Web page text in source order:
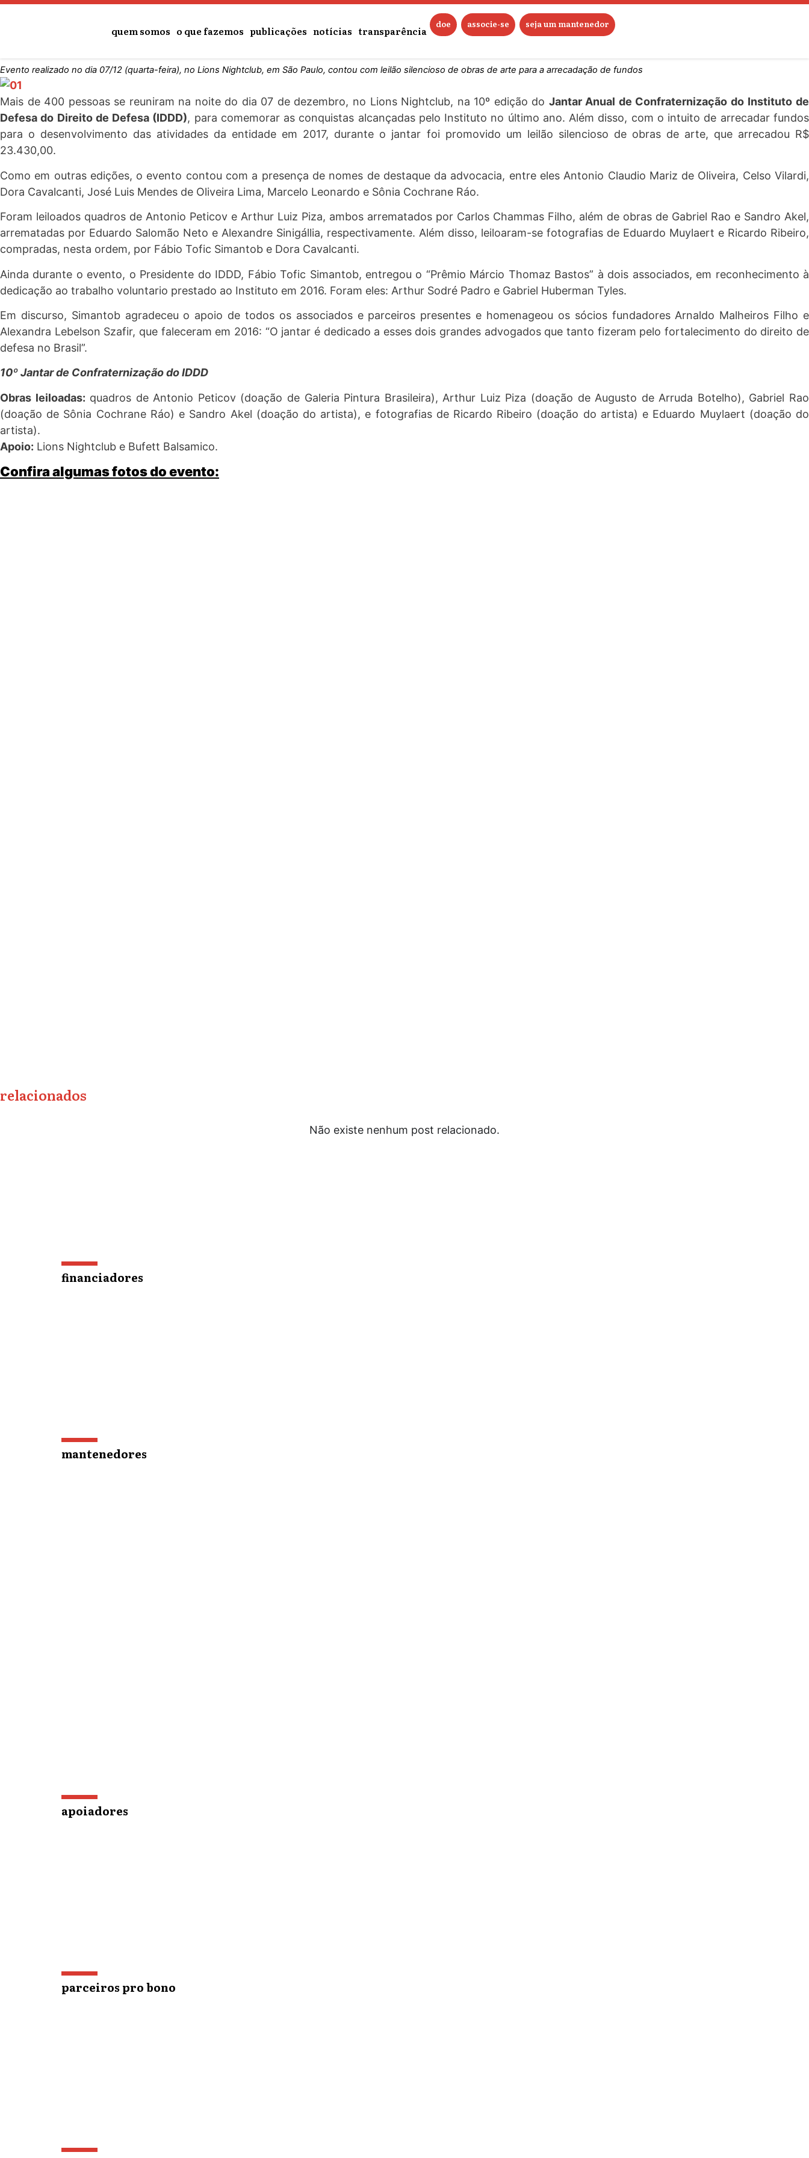
quem somos o que fazemos publicações notícias transparência
doe associe-se seja um mantenedor
10º Jantar de Confraternização do IDDD reúne mais de 400 pessoas
Evento realizado no dia 07/12 (quarta-feira), no Lions Nightclub, em São Paulo, contou com leilão silencioso de obras de arte para a arrecadação de fundos
Mais de 400 pessoas se reuniram na noite do dia 07 de dezembro, no Lions Nightclub, na 10º edição do Jantar Anual de Confraternização do Instituto de
Defesa do Direito de Defesa (IDDD), para comemorar as conquistas alcançadas pelo Instituto no último ano. Além disso, com o intuito de arrecadar fundos
para o desenvolvimento das atividades da entidade em 2017, durante o jantar foi promovido um leilão silencioso de obras de arte, que arrecadou R$
23.430,00.
Como em outras edições, o evento contou com a presença de nomes de destaque da advocacia, entre eles Antonio Claudio Mariz de Oliveira, Celso Vilardi,
Dora Cavalcanti, José Luis Mendes de Oliveira Lima, Marcelo Leonardo e Sônia Cochrane Ráo.
Foram leiloados quadros de Antonio Peticov e Arthur Luiz Piza, ambos arrematados por Carlos Chammas Filho, além de obras de Gabriel Rao e Sandro Akel,
arrematadas por Eduardo Salomão Neto e Alexandre Sinigállia, respectivamente. Além disso, leiloaram-se fotografias de Eduardo Muylaert e Ricardo Ribeiro,
compradas, nesta ordem, por Fábio Tofic Simantob e Dora Cavalcanti.
Ainda durante o evento, o Presidente do IDDD, Fábio Tofic Simantob, entregou o “Prêmio Márcio Thomaz Bastos” à dois associados, em reconhecimento à
dedicação ao trabalho voluntario prestado ao Instituto em 2016. Foram eles: Arthur Sodré Padro e Gabriel Huberman Tyles.
Em discurso, Simantob agradeceu o apoio de todos os associados e parceiros presentes e homenageou os sócios fundadores Arnaldo Malheiros Filho e
Alexandra Lebelson Szafir, que faleceram em 2016: “O jantar é dedicado a esses dois grandes advogados que tanto fizeram pelo fortalecimento do direito de
defesa no Brasil”.
10º Jantar de Confraternização do IDDD
Obras leiloadas: quadros de Antonio Peticov (doação de Galeria Pintura Brasileira), Arthur Luiz Piza (doação de Augusto de Arruda Botelho), Gabriel Rao
(doação de Sônia Cochrane Ráo) e Sandro Akel (doação do artista), e fotografias de Ricardo Ribeiro (doação do artista) e Eduardo Muylaert (doação do
artista).
Apoio: Lions Nightclub e Bufett Balsamico.
Confira algumas fotos do evento:
relacionados
Não existe nenhum post relacionado.
financiadores
mantenedores
apoiadores
parceiros pro bono